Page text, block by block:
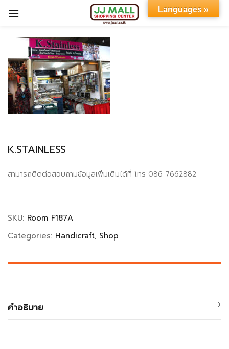
K.STAINLESS
สามารถติดต่อสอบถามข้อมูลเพิ่มเติมได้ที่ โทร 086-7662882
SKU: Room F187A
Categories: Handicraft Shop
คำอธิบาย
Languages »
Sign in